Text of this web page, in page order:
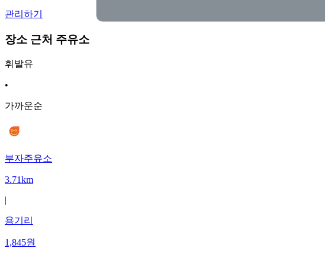
관리하기
장소 근처 주유소
휘발유
•
가까운순
부자주유소
3.71km
|
용기리
1,845원